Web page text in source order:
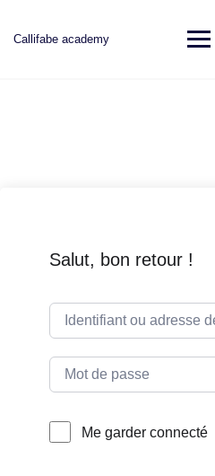
Callifabe academy
Salut, bon retour !
Me garder connecté